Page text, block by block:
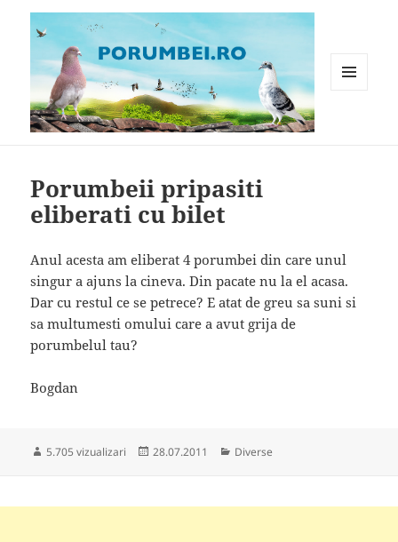
Porumbeii pripasiti
eliberati cu bilet
Anul acesta am eliberat 4 porumbei din care unul
singur a ajuns la cineva. Din pacate nu la el acasa.
Dar cu restul ce se petrece? E atat de greu sa suni si
sa multumesti omului care a avut grija de
porumbelul tau?
Bogdan
5.705 vizualizari
Publicat
28.07.2011 Categorii
Diverse